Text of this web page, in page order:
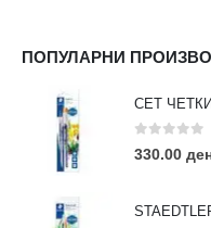
ПОПУЛАРНИ
СЕТ
0 out of 5
330.00